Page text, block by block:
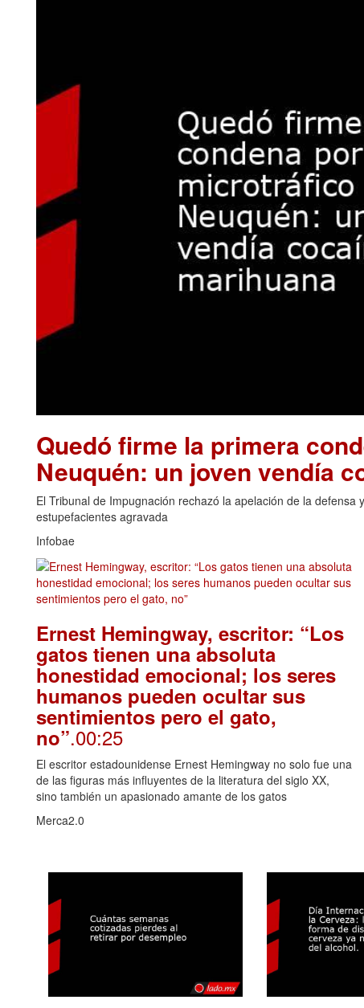
Quedó firme la primera
Neuquén: un joven vendía
El Tribunal de Impugnación rechazó la apelación de la
estupefacientes agravada
Infobae
Ernest Hemingway, escritor: “Los
gatos tienen una absoluta
honestidad emocional; los seres
humanos pueden ocultar sus
sentimientos pero el gato,
no”.00:25
El escritor estadounidense Ernest Hemingway no solo fue una
de las figuras más influyentes de la literatura del siglo XX,
sino también un apasionado amante de los gatos
Merca2.0